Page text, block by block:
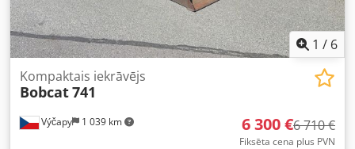
1 / 6
Výčapy 1 039 km
Kompaktais iekrāvējs
Bobcat741
6 300 €6 710 €
Fiksēta cena plus PVN